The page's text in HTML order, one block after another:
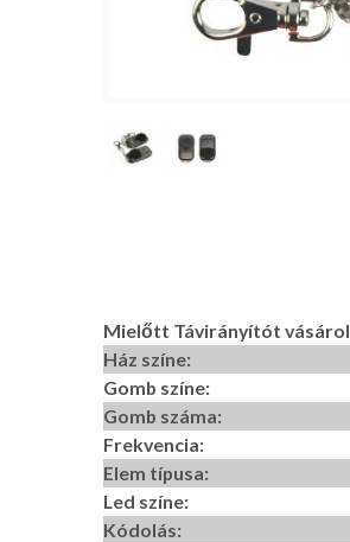
Mielőtt Távirányítót vásárol
Ház színe:
Gomb színe:
Gomb száma:
Frekvencia:
Elem típusa:
Led színe:
Kódolás: